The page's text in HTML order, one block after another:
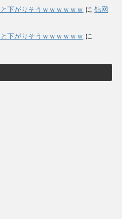
下がりそうｗｗｗｗｗｗ に 钻网
下がりそうｗｗｗｗｗｗ に